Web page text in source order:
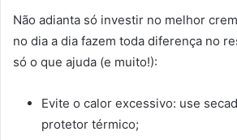
Não adianta só investir no melhor
no dia a dia fazem toda diferença no
só o que ajuda (e muito!):
Evite o calor excessivo: use
protetor térmico;